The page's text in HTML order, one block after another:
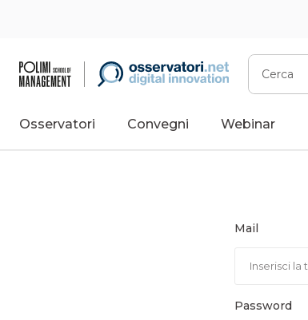
Cerca
Osservatori Convegni Webinar
Mail
Password